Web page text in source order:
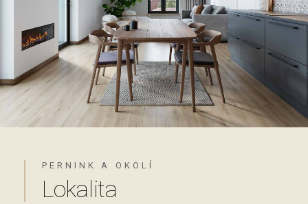
PERNINK A OKOLÍ
Lokalita